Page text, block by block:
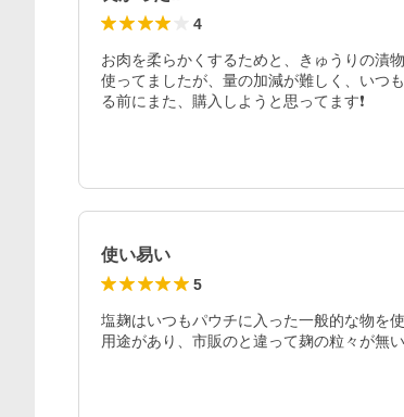
4
お肉を柔らかくするためと、きゅうりの漬
使ってましたが、量の加減が難しく、いつ
る前にまた、購入しようと思ってます❗
使い易い
5
塩麹はいつもパウチに入った一般的な物を
用途があり、市販のと違って麹の粒々が無